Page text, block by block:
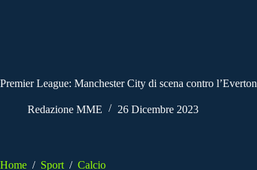
Premier League: Manchester City di scena contro l’Everton
Redazione MME 26 Dicembre 2023
Home / Sport / Calcio